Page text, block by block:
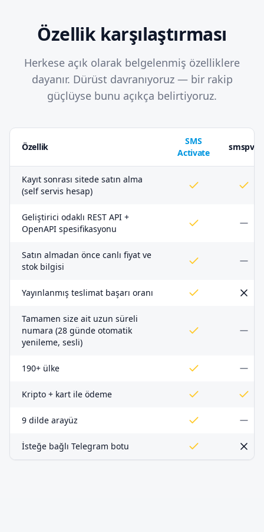
Özellik karşılaştırması
Herkese açık olarak belgelenmiş özelliklere
dayanır. Dürüst davranıyoruz — bir rakip
güçlüyse bunu açıkça belirtiyoruz.
Özellik
SMS
Activate
smspva
Kayıt sonrası sitede satın alma
(self servis hesap)
Geliştirici odaklı REST API +
OpenAPI spesifikasyonu
Satın almadan önce canlı fiyat ve
stok bilgisi
Yayınlanmış teslimat başarı oranı
Tamamen size ait uzun süreli
numara (28 günde otomatik
yenileme, sesli)
190+ ülke
Kripto + kart ile ödeme
9 dilde arayüz
İsteğe bağlı Telegram botu